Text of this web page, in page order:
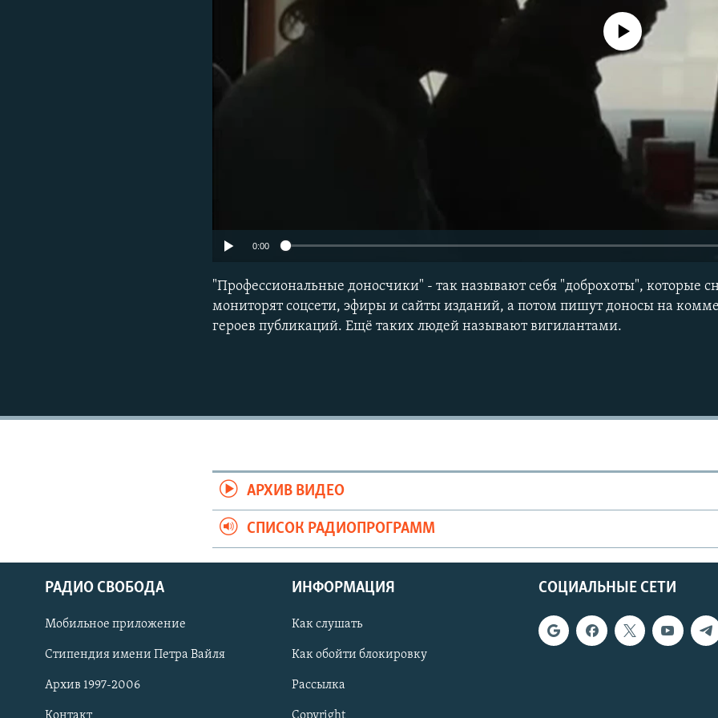
СОЦИАЛЬНЫЕ СЕТИ
Auto 240p 360p
720p 1080p
No media source currently
0:00
"Профессиональные доносчики" - так называют себя "доброхоты", которые
мониторят соцсети, эфиры и сайты изданий, а потом пишут доносы на
героев публикаций. Ещё таких людей называют вигилантами.
АРХИВ ВИДЕО
СПИСОК РАДИОПРОГРАММ
СОЦИАЛЬНЫЕ СЕТИ
РАДИО СВОБОДА
Мобильное приложение
Стипендия имени Петра Вайля
Архив 1997-2006
Контакт
ИНФОРМАЦИЯ
Как слушать
Как обойти блокировку
Рассылка
Copyright